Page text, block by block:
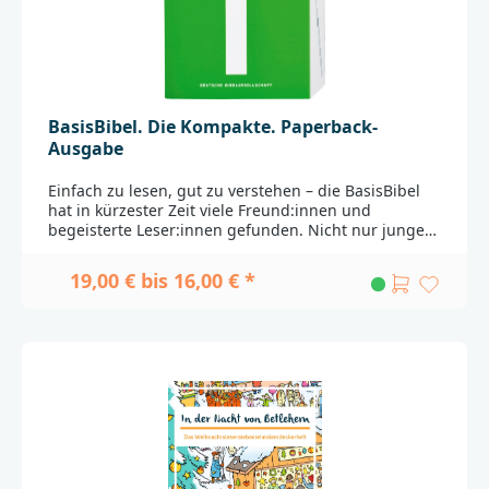
BasisBibel. Die Kompakte. Paperback-
Ausgabe
Einfach zu lesen, gut zu verstehen – die BasisBibel
hat in kürzester Zeit viele Freund:innen und
begeisterte Leser:innen gefunden. Nicht nur junge
Sprache dieser neuen Übersetzung, auch versierte
Bibelleser:innen nutzen die BasisBibel als Ergänzung
optisch klar strukturiert, das Buch jedoch deutlich
umfangreicher und schwerer macht. Und im
kompakten Satz, der den Bibeltext fortlaufend – wie
in einem Roman – wiedergibt. Diese Ausgabe im
Paperback enthält den kompakten Satz.Passende
19,00 € bis 16,00 € *